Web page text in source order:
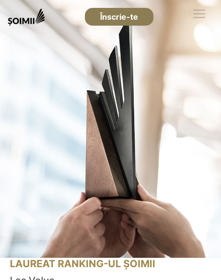
Înscrie-te
LAUREAT RANKING-UL ȘOIMII